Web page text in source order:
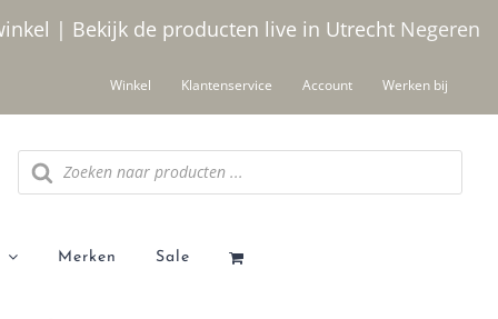
| Bekijk de producten live in Utrecht Negeren
Winkel Klantenservice Account Werken bij
Producten
zoeken
Merken Sale